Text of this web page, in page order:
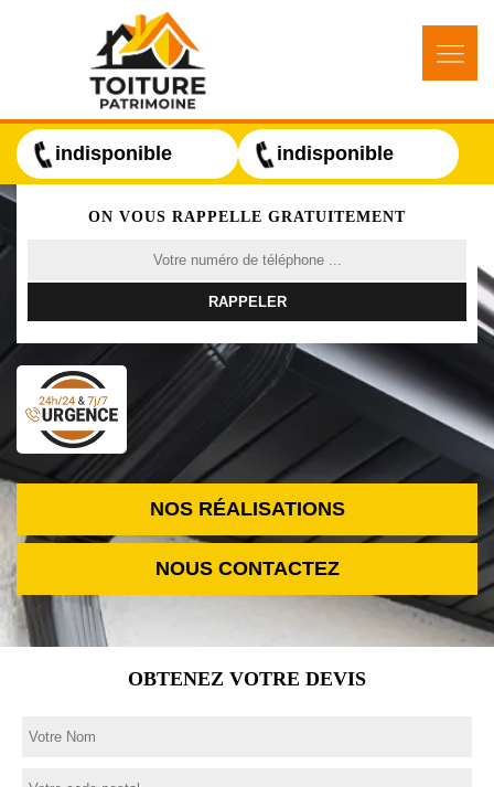
indisponible indisponible
ON VOUS RAPPELLE GRATUITEMENT
NOS RÉALISATIONS
NOUS CONTACTEZ
OBTENEZ VOTRE DEVIS